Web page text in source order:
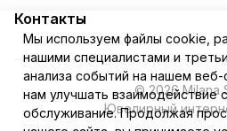
Контакты
© 2026 Milana
Ювелирный
Мы используем файлы cookie,
нашими специалистами и
анализа событий на нашем веб-
нам улучшать взаимодействие
обслуживание. Продолжая